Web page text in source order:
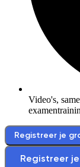
Video's,
Registreer je
Registreer